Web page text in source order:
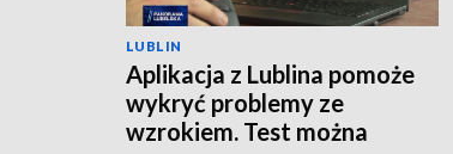
LUBLIN
Aplikacja z Lublina pomoże
wykryć problemy ze
wzrokiem. Test można